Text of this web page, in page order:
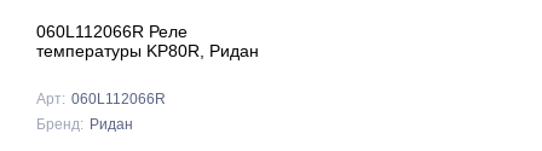
060L112066R Реле
температуры KP80R, Ридан
Арт: 060L112066R
Бренд: Ридан